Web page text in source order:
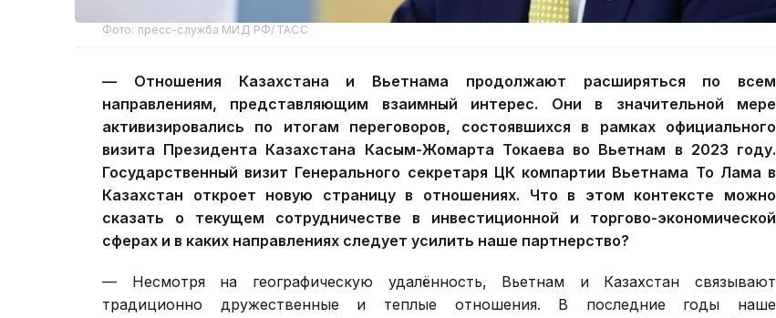
Фото: пресс-служба МИД РФ/ ТАСС
— Отношения Казахстана и Вьетнама продолжают расширяться по всем
направлениям, представляющим взаимный интерес. Они в значительной мере
активизировались по итогам переговоров, состоявшихся в рамках официального
визита Президента Казахстана Касым-Жомарта Токаева во Вьетнам в 2023 году.
Государственный визит Генерального секретаря ЦК компартии Вьетнама То Лама в
Казахстан откроет новую страницу в отношениях. Что в этом контексте можно
сказать о текущем сотрудничестве в инвестиционной и торгово-экономической
сферах и в каких направлениях следует усилить наше партнерство?
— Несмотря на географическую удалённость, Вьетнам и Казахстан связывают
традиционно дружественные и теплые отношения. В последние годы наше